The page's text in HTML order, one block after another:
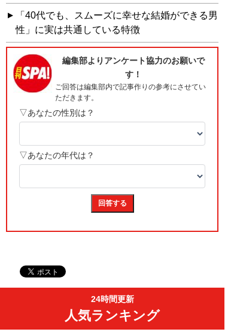
「40代でも、スムーズに幸せな結婚ができる男
性」に実は共通している特徴
24時間更新
人気ランキング